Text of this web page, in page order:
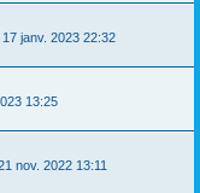
17 janv. 2023 22:32
13:25
nov. 2022 13:11